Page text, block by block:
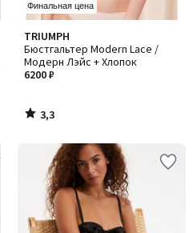
Финальная цена
TRIUMPH
Бюстгальтер Modern Lace /
Модерн Лэйс + Хлопок
6200 ₽
3,3
/ 5
3,3
/